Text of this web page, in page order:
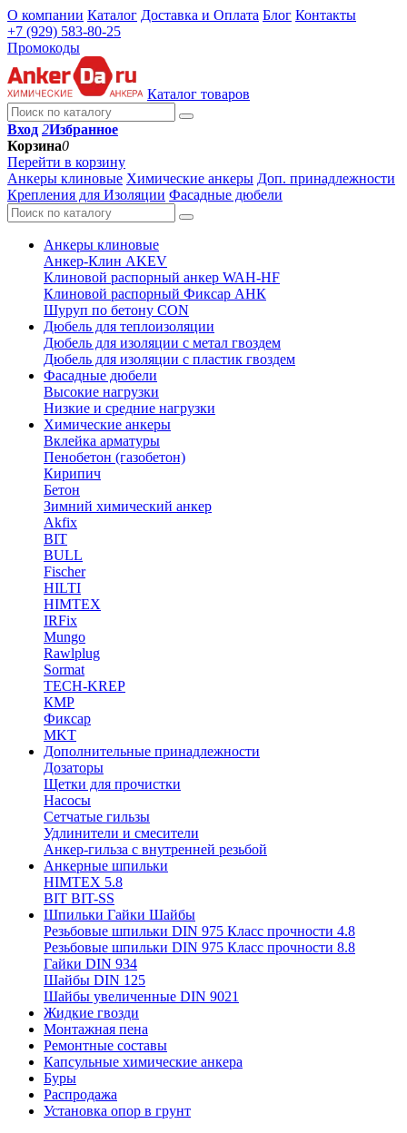
О компании Каталог Доставка и Оплата Блог Контакты
+7 (929) 583-80-25
Промокоды
Каталог товаров
Вход 2Избранное
Корзина0
Перейти в корзину
Анкеры клиновые Химические анкеры Доп. принадлежности
Крепления для Изоляции Фасадные дюбели
Анкеры клиновые
Анкер-Клин AKEV
Клиновой распорный анкер WAH-HF
Клиновой распорный Фиксар АНК
Шуруп по бетону CON
Дюбель для теплоизоляции
Дюбель для изоляции с метал гвоздем
Дюбель для изоляции с пластик гвоздем
Фасадные дюбели
Высокие нагрузки
Низкие и средние нагрузки
Химические анкеры
Вклейка арматуры
Пенобетон (газобетон)
Кирипич
Бетон
Зимний химический анкер
Akfix
BIT
BULL
Fischer
HILTI
HIMTEX
IRFix
Mungo
Rawlplug
Sormat
TECH-KREP
КМР
Фиксар
MKT
Дополнительные принадлежности
Дозаторы
Щетки для прочистки
Насосы
Сетчатые гильзы
Удлинители и смесители
Анкер-гильза с внутренней резьбой
Анкерные шпильки
HIMTEX 5.8
BIT BIT-SS
Шпильки Гайки Шайбы
Резьбовые шпильки DIN 975 Класс прочности 4.8
Резьбовые шпильки DIN 975 Класс прочности 8.8
Гайки DIN 934
Шайбы DIN 125
Шайбы увеличенные DIN 9021
Жидкие гвозди
Монтажная пена
Ремонтные составы
Капсульные химические анкера
Буры
Распродажа
Установка опор в грунт